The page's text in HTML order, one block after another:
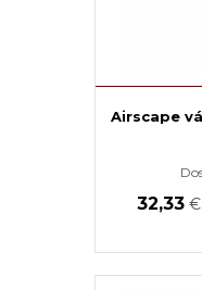
Airscape
32,33 €